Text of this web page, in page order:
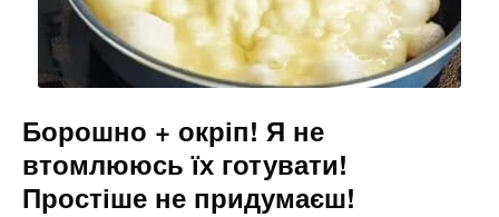
Борошно + окріп! Я не
втомлююсь їх готувати!
Простіше не придумаєш!